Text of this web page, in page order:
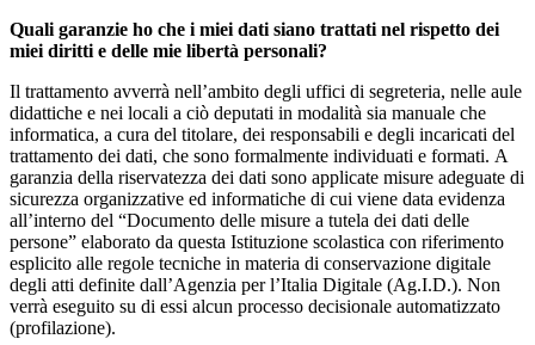
Quali garanzie ho che i miei dati siano trattati nel rispetto dei
miei diritti e delle mie libertà personali?
Il trattamento avverrà nell’ambito degli uffici di segreteria, nelle aule
didattiche e nei locali a ciò deputati in modalità sia manuale che
informatica, a cura del titolare, dei responsabili e degli incaricati del
trattamento dei dati, che sono formalmente individuati e formati. A
garanzia della riservatezza dei dati sono applicate misure adeguate di
sicurezza organizzative ed informatiche di cui viene data evidenza
all’interno del “Documento delle misure a tutela dei dati delle
persone” elaborato da questa Istituzione scolastica con riferimento
esplicito alle regole tecniche in materia di conservazione digitale
degli atti definite dall’Agenzia per l’Italia Digitale (Ag.I.D.). Non
verrà eseguito su di essi alcun processo decisionale automatizzato
(profilazione).